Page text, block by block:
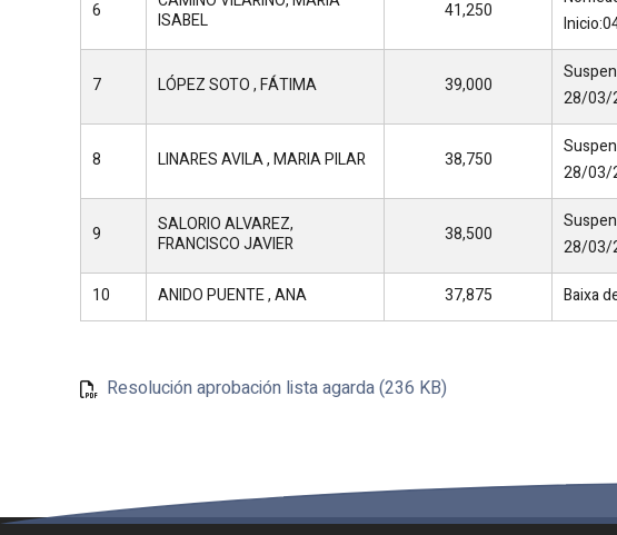
6
ISABEL
41,250
7 LÓPEZ SOTO , FÁTIMA 39,000
28/03/
8 LINARES AVILA , MARIA PILAR 38,750
28/03/
9
SALORIO ALVAREZ,
FRANCISCO JAVIER
38,500
28/03/
10 ANIDO PUENTE , ANA 37,875 Baixa
Resolución aprobación lista agarda (236 KB)